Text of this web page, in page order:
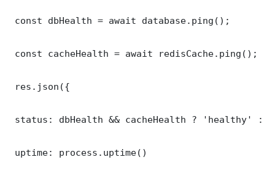
const dbHealth = await database.ping();
const cacheHealth = await redisCache.ping();
res.json({
status: dbHealth && cacheHealth ? 'healthy' :
uptime: process.uptime()